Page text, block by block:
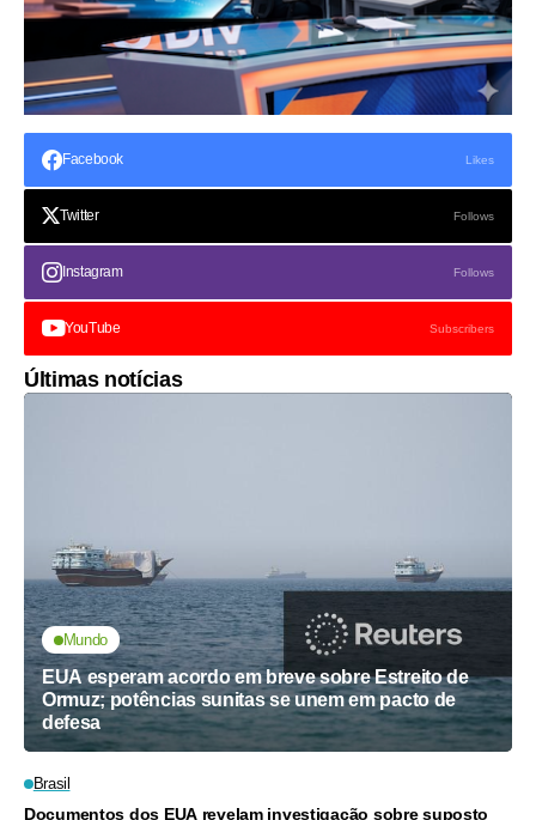
Facebook Likes
Twitter Follows
Instagram Follows
YouTube Subscribers
Últimas notícias
Mundo
EUA esperam acordo em breve sobre Estreito de
Ormuz; potências sunitas se unem em pacto de
defesa
Brasil
Documentos dos EUA revelam investigação sobre suposto